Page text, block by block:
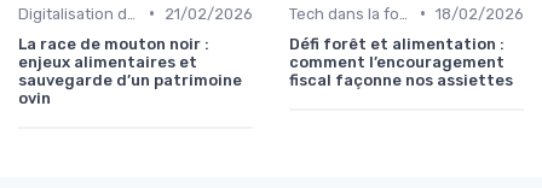
•
21/02/2026
La race de mouton noir :
enjeux alimentaires et
sauvegarde d’un patrimoine
ovin
• 18/02/2026
Défi forêt et alimentation :
comment l’encouragement
fiscal façonne nos assiettes